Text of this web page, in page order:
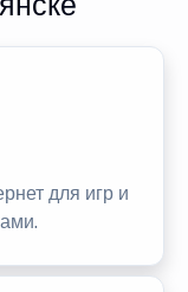
для игр и